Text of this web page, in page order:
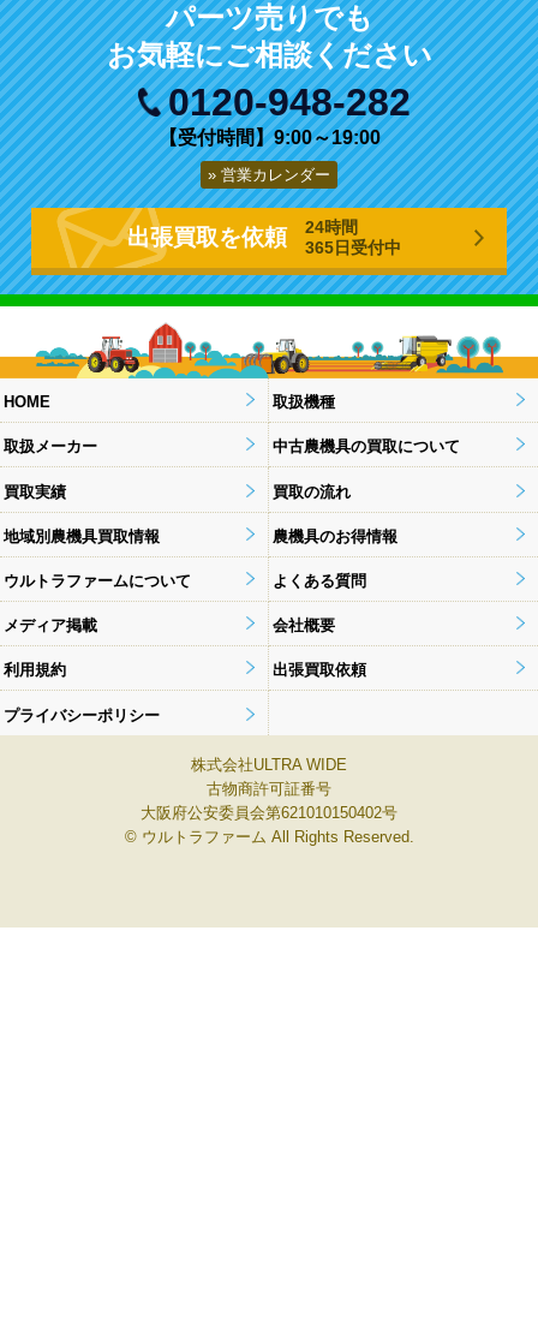
パーツ売りでも
お気軽にご相談ください
0120-948-282
【受付時間】9:00～19:00
営業カレンダー
出張買取を依頼
24時間
365日受付中
HOME 取扱機種
取扱メーカー 中古農機具の買取について
買取実績 買取の流れ
地域別農機具買取情報 農機具のお得情報
ウルトラファームについて よくある質問
メディア掲載 会社概要
利用規約 出張買取依頼
プライバシーポリシー
株式会社ULTRA WIDE
古物商許可証番号
大阪府公安委員会第621010150402号
© ウルトラファーム All Rights Reserved.